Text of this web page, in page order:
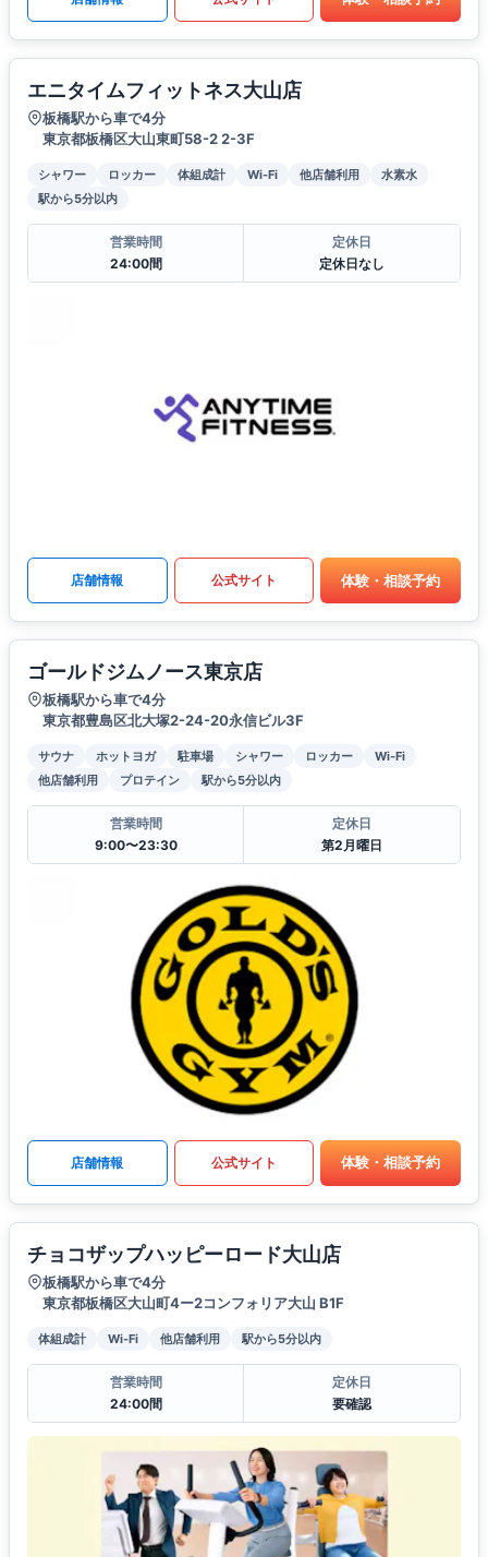
エニタイムフィットネス大山店
板橋駅から車で4分
東京都板橋区大山東町58-2 2-3F
シャワー ロッカー 体組成計 Wi-Fi 他店舗利用
水素水
駅から5分以内
営業時間
24:00間
定休日
定休日なし
店舗情報 公式サイト 体験・相談予約
ゴールドジムノース東京店
板橋駅から車で4分
東京都豊島区北大塚2-24-20永信ビル3F
サウナ ホットヨガ 駐車場 シャワー ロッカー
Wi-Fi
他店舗利用
プロテイン 駅から5分以内
営業時間
9:00〜23:30
定休日
第2月曜日
店舗情報 公式サイト 体験・相談予約
チョコザップハッピーロード大山店
板橋駅から車で4分
東京都板橋区大山町4ー2コンフォリア大山 B1F
体組成計 Wi-Fi 他店舗利用 駅から5分以内
営業時間
24:00間
定休日
要確認